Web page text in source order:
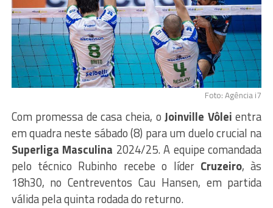
Foto: Agência i7
Com promessa de casa cheia, oJoinville Vôlei entra
em quadra neste sábado (8) para um duelo crucial na
Superliga Masculina 2024/25. A equipe comandada
pelo técnico Rubinho recebe o líder Cruzeiro, às
18h30, no Centreventos Cau Hansen, em partida
válida pela quinta rodada do returno.